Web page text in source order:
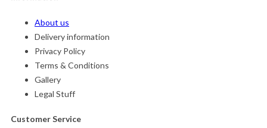
About us
Delivery information
Privacy Policy
Terms & Conditions
Gallery
Legal Stuff
Customer Service